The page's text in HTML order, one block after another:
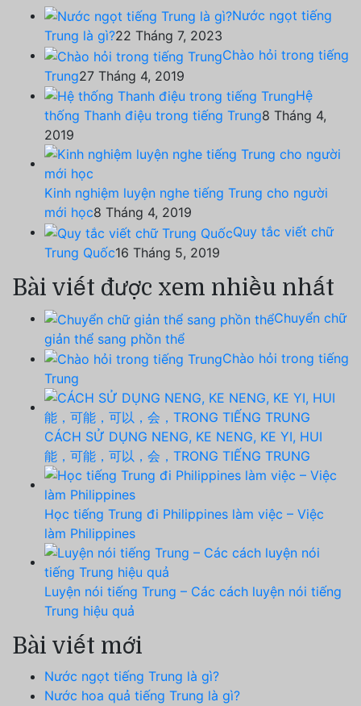
Nước ngọt tiếng
Trung là gì?22 Tháng 7, 2023
Chào hỏi trong tiếng
Trung27 Tháng 4, 2019
Hệ
thống Thanh điệu trong tiếng Trung8 Tháng 4,
2019
Kinh nghiệm luyện nghe tiếng Trung cho người
mới học8 Tháng 4, 2019
Quy tắc viết chữ
Trung Quốc16 Tháng 5, 2019
Bài viết được xem nhiều nhất
Chuyển chữ
giản thể sang phồn thể
Chào hỏi trong tiếng
Trung
CÁCH SỬ DỤNG NENG, KE NENG, KE YI, HUI
能，可能，可以，会，TRONG TIẾNG TRUNG
Học tiếng Trung đi Philippines làm việc – Việc
làm Philippines
Luyện nói tiếng Trung – Các cách luyện nói tiếng
Trung hiệu quả
Bài viết mới
Nước ngọt tiếng Trung là gì?
Nước hoa quả tiếng Trung là gì?